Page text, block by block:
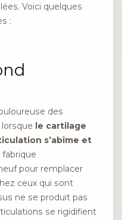
Voici quelques
:
des
le cartilage
s’abîme et
pour remplacer
ceux qui sont
ne se produit pas
se rigidifient